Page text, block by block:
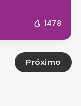
1478
Próximo